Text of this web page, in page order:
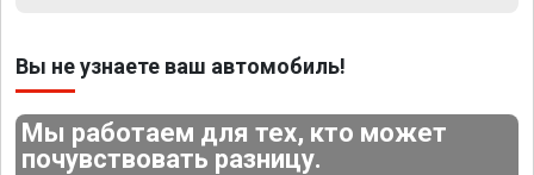
Вы не узнаете ваш автомобиль!
Мы работаем для тех, кто может
почувствовать разницу.